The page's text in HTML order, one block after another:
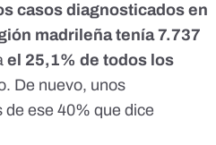
casos diagnosticados en
madrileña tenía 7.737
el 25,1% de todos los
De nuevo, unos
ese 40% que dice